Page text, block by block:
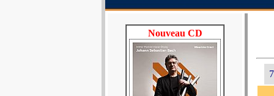
Nouveau CD